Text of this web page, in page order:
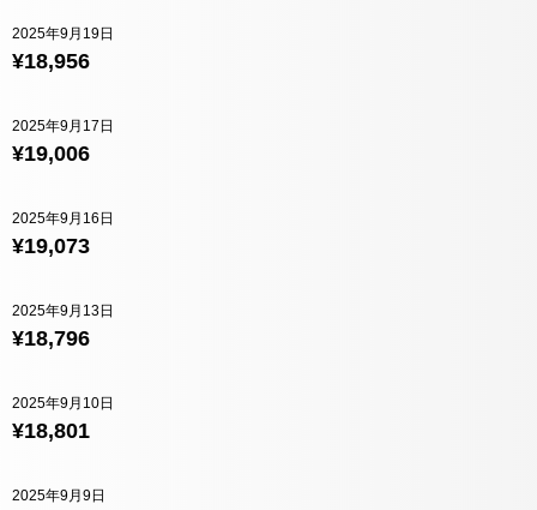
¥18,956
2025年9月19日
¥19,006
2025年9月17日
¥19,073
2025年9月16日
¥18,796
2025年9月13日
¥18,801
2025年9月10日
2025年9月9日